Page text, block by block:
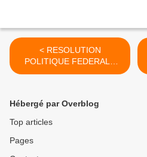
< RESOLUTION
POLITIQUE FEDERALE
CONSEIL FEDERAL DU
BELLICISTES DU
GOUVERNEMENT !
Hébergé par Overblog
Top articles
Pages